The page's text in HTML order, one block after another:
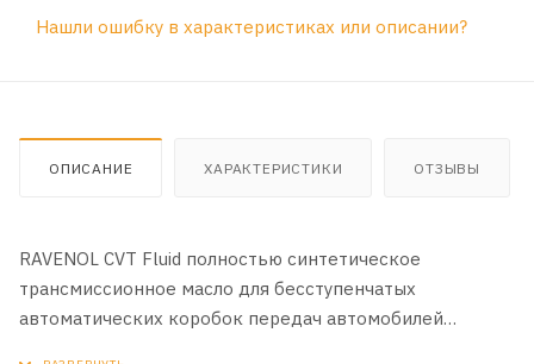
Нашли ошибку в характеристиках или описании?
ОПИСАНИЕ ХАРАКТЕРИСТИКИ ОТЗЫВЫ
RAVENOL CVT Fluid полностью синтетическое
трансмиссионное масло для бесступенчатых
автоматических коробок передач автомобилей